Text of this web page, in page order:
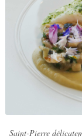
Saint-Pierre